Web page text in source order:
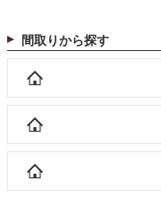
間取りから探す